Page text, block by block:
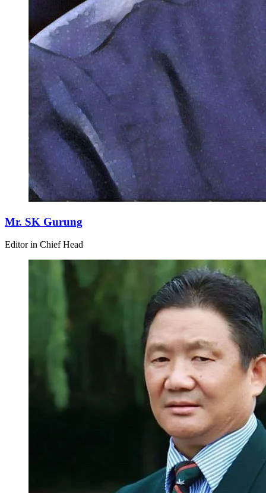
Mr. SK Gurung
Editor in Chief Head